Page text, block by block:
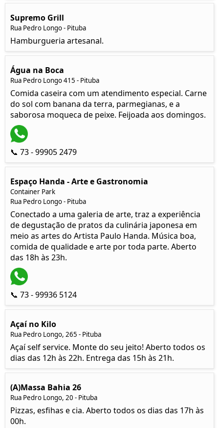
Supremo Grill
Rua Pedro Longo - Pituba
Hamburgueria artesanal.
Água na Boca
Rua Pedro Longo 415 - Pituba
Comida caseira com um atendimento especial. Carne
do sol com banana da terra, parmegianas, e a
saborosa moqueca de peixe. Feijoada aos domingos.
📞 73 - 99905 2479
Espaço Handa - Arte e Gastronomia
Container Park
Rua Pedro Longo - Pituba
Conectado a uma galeria de arte, traz a experiência
de degustação de pratos da culinária japonesa em
meio as artes do Artista Paulo Handa. Música boa,
comida de qualidade e arte por toda parte. Aberto
das 18h às 23h.
📞 73 - 99936 5124
Açaí no Kilo
Rua Pedro Longo, 265 - Pituba
Açaí self service. Monte do seu jeito! Aberto todos os
dias das 12h às 22h. Entrega das 15h às 21h.
(A)Massa Bahia 26
Rua Pedro Longo, 20 - Pituba
Pizzas, esfihas e cia. Aberto todos os dias das 17h às
00h.